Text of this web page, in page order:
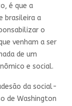
é que a
brasileira a
o
venham a ser
de um
e social.
da social-
de Washington